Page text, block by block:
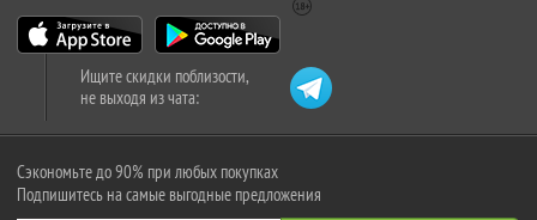
Ищите скидки поблизости,
не выходя из чата:
Сэкономьте до 90% при любых покупках
Подпишитесь на самые выгодные предложения